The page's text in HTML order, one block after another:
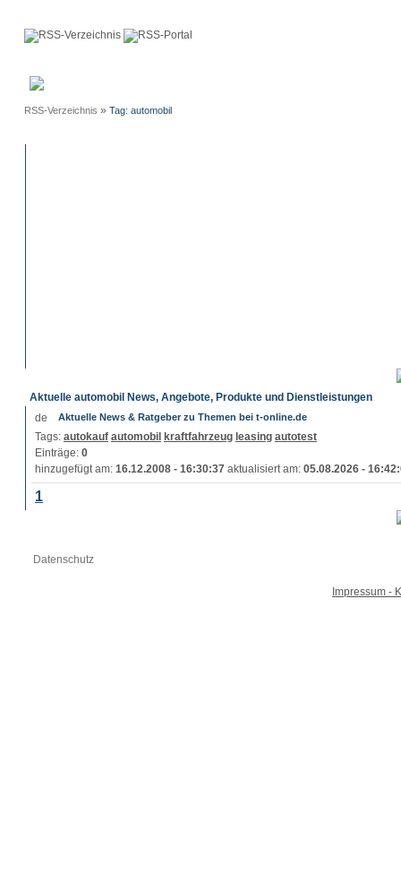
RSS-Verzeichnis » Tag: automobil
Aktuelle automobil News, Angebote, Produkte und Dienstleistungen
Aktuelle News & Ratgeber zu Themen bei t-online.de
Tags: autokauf automobil kraftfahrzeug leasing autotest
Einträge: 0
hinzugefügt am: 16.12.2008 - 16:30:37 aktualisiert am: 05.08.2026 -
1
Datenschutz
Impressum -